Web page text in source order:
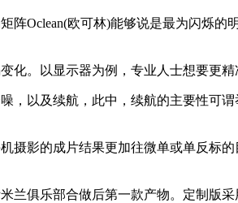
Oclean(欧可林)能够说是最为闪烁的
。以显示器为例，专业人士想要更精
以及续航，此中，续航的主要性可
影的成片结果更加往微单或单反标
俱乐部合做后第一款产物。定制版